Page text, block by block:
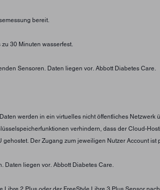
bereit.
30 Minuten wasserfest.
Sensoren. Daten liegen vor. Abbott Diabetes Care.
werden in ein virtuelles nicht öffentliches
verhindern, dass der Cloud-
Der Zugang zum jeweiligen Nutzer Account ist
Daten liegen vor. Abbott Diabetes Care.